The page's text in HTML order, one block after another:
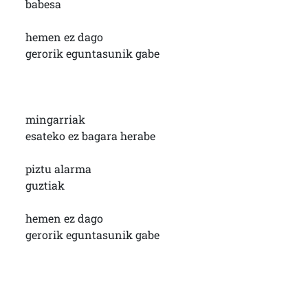
babesa
hemen ez dago
gerorik eguntasunik gabe
mingarriak
esateko ez bagara herabe
piztu alarma
guztiak
hemen ez dago
gerorik eguntasunik gabe